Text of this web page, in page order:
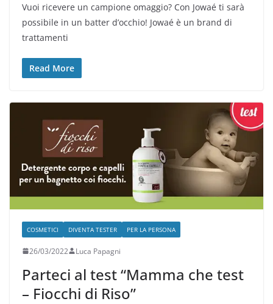
Vuoi ricevere un campione omaggio? Con Jowaé ti sarà
possibile in un batter d’occhio! Jowaé è un brand di
trattamenti
Read More
COSMETICI DIVENTA TESTER PER LA PERSONA
26/03/2022 Luca Papagni
Parteci al test “Mamma che test
– Fiocchi di Riso”